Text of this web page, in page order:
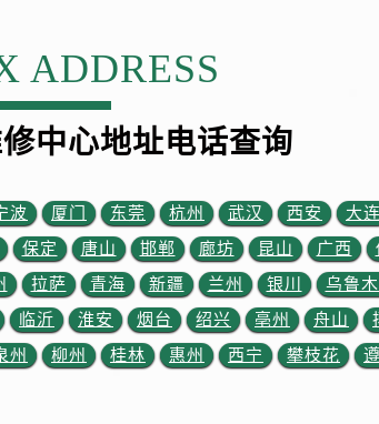
）
）
）
）
心（需提前预约）
士售后服务中心（需提前预约）
售后服务中心（需提前预约）
ADDRESS
中心地址电话查询
波 厦门 东莞 杭州 武汉 西安 大连
保定 唐山 邯郸 廊坊 昆山 广西
拉萨 青海 新疆 兰州 银川 乌鲁
临沂 淮安 烟台 绍兴 亳州 舟山
州 柳州 桂林 惠州 西宁 攀枝花